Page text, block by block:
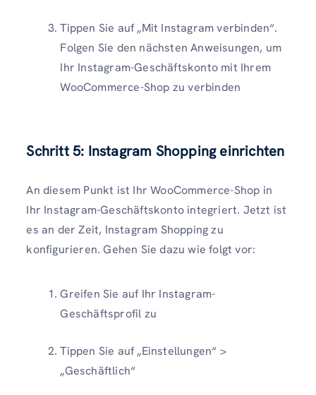
Tippen Sie auf „Mit Instagram verbinden“.
Folgen Sie den nächsten Anweisungen, um
Ihr Instagram-Geschäftskonto mit Ihrem
WooCommerce-Shop zu verbinden
Schritt 5: Instagram Shopping einrichten
An diesem Punkt ist Ihr WooCommerce-Shop in
Ihr Instagram-Geschäftskonto integriert. Jetzt ist
es an der Zeit, Instagram Shopping zu
konfigurieren. Gehen Sie dazu wie folgt vor:
Greifen Sie auf Ihr Instagram-
Geschäftsprofil zu
Tippen Sie auf „Einstellungen“ >
„Geschäftlich“